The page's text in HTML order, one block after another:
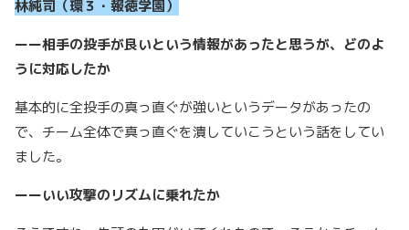
林純司（環３・報徳学園）
ーー相手の投手が良いという情報があったと思うが、どのよ
うに対応したか
基本的に全投手の真っ直ぐが強いというデータがあったの
で、チーム全体で真っ直ぐを潰していこうという話をしてい
ました。
ーーいい攻撃のリズムに乗れたか